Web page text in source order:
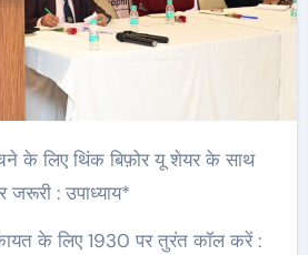
: उपाध्याय*
के लिए 1930 पर तुरंत कॉल करें :